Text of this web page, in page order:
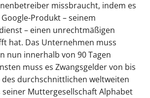
missbraucht, indem es
Produkt – seinem
– einen unrechtmäßigen
hat. Das Unternehmen muss
nun innerhalb von 90 Tagen
muss es Zwangsgelder von bis
durchschnittlichen weltweiten
seiner Muttergesellschaft Alphabet